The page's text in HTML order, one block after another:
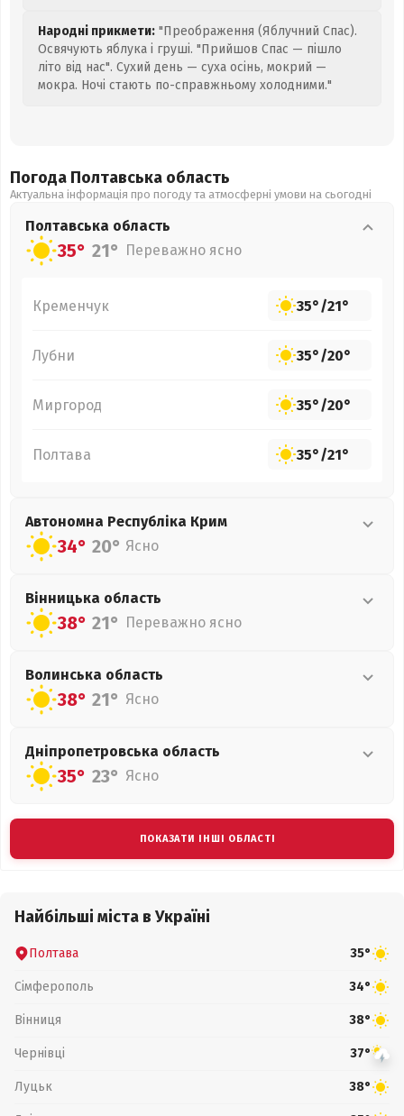
Народні прикмети: "Преображення (Яблучний Спас).
Освячують яблука і груші. "Прийшов Спас — пішло
літо від нас". Сухий день — суха осінь, мокрий —
мокра. Ночі стають по-справжньому холодними."
Погода Полтавська область
Актуальна інформація про погоду та атмосферні умови на сьогодні
Полтавська область
35° 21° Переважно ясно
Кременчук 35°/21°
Лубни 35°/20°
Миргород 35°/20°
Полтава 35°/21°
Автономна Республіка Крим
34° 20° Ясно
Вінницька область
38° 21° Переважно ясно
Волинська область
38° 21° Ясно
Дніпропетровська область
35° 23° Ясно
ПОКАЗАТИ ІНШІ ОБЛАСТІ
Найбільші міста в Україні
Полтава 35°
Сімферополь 34°
Вінниця 38°
Чернівці 37°
Луцьк 38°